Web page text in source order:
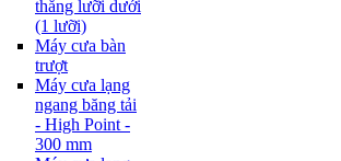
thẳng lưỡi dưới
(1 lưỡi)
Máy cưa bàn
trượt
Máy cưa lạng
ngang băng tải
- High Point -
300 mm